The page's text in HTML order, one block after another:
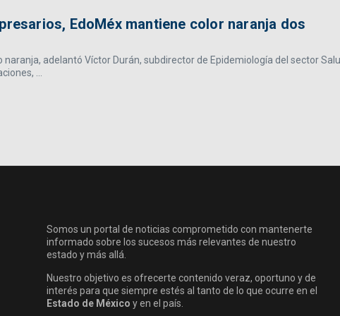
EdoMéx mantiene color naranja dos
adelantó Víctor Durán, subdirector de Epidemiología del sector
...
Somos un portal de noticias comprometido con mantenerte
informado sobre los sucesos más relevantes de nuestro
estado y más allá.
Nuestro objetivo es ofrecerte contenido veraz, oportuno y de
interés para que siempre estés al tanto de lo que ocurre en el
Estado de México y en el país.